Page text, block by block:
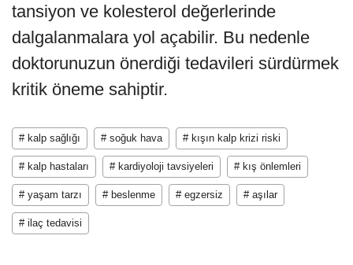
tansiyon ve kolesterol değerlerinde
dalgalanmalara yol açabilir. Bu nedenle
doktorunuzun önerdiği tedavileri sürdürmek
kritik öneme sahiptir.
# kalp sağlığı # soğuk hava # kışın kalp krizi riski
# kalp hastaları # kardiyoloji tavsiyeleri # kış önlemleri
# yaşam tarzı # beslenme # egzersiz # aşılar
# ilaç tedavisi